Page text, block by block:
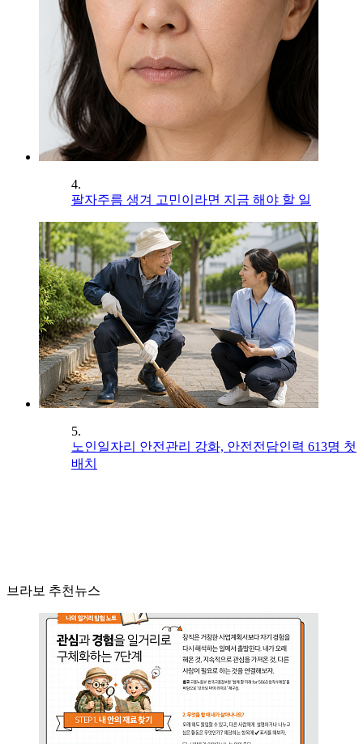
4.
팔자주름 생겨 고민이라면 지금 해야 할 일
5.
노인일자리 안전관리 강화, 안전전담인력 613명 첫
배치
브라보 추천뉴스